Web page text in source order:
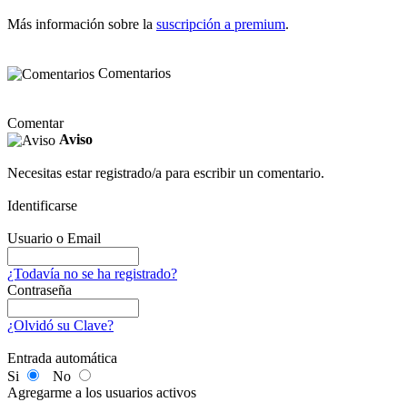
Más información sobre la suscripción a premium.
Comentarios
Comentar
Aviso
Necesitas estar registrado/a para escribir un comentario.
Identificarse
Usuario o Email
¿Todavía no se ha registrado?
Contraseña
¿Olvidó su Clave?
Entrada automática
Si
No
Agregarme a los usuarios activos